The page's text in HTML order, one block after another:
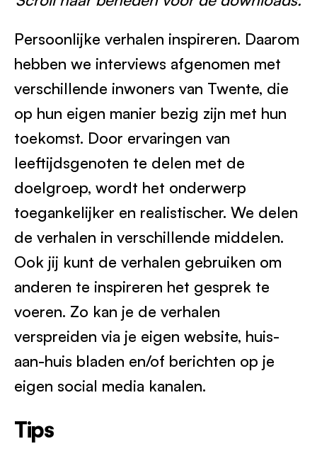
Persoonlijke verhalen inspireren. Daarom
hebben we interviews afgenomen met
verschillende inwoners van Twente, die
op hun eigen manier bezig zijn met hun
toekomst. Door ervaringen van
leeftijdsgenoten te delen met de
doelgroep, wordt het onderwerp
toegankelijker en realistischer. We delen
de verhalen in verschillende middelen.
Ook jij kunt de verhalen gebruiken om
anderen te inspireren het gesprek te
voeren. Zo kan je de verhalen
verspreiden via je eigen website, huis-
aan-huis bladen en/of berichten op je
eigen social media kanalen.
Tips